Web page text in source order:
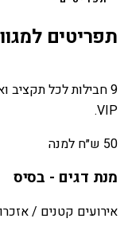
תפריטים
9 חבילות לכל תקציב
VIP.
50 ש״ח למנה
מנת דגים - בסיס
אירועים קטנים /